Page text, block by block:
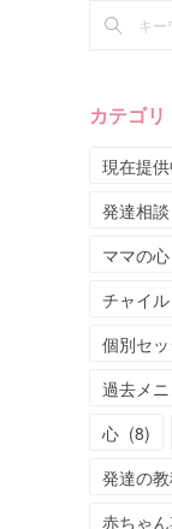
カテゴリ
現在提
発達相談
ママの
チャイ
個別セ
過去メ
心 (8)
発達の
赤ちゃ